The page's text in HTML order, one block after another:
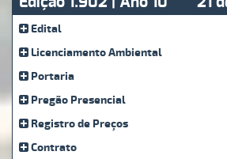
Edital
Licenciamento Ambiental
Portaria
Pregão Presencial
Registro de Preços
Contrato